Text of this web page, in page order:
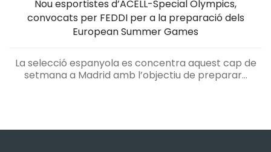
Nou esportistes d’ACELL-Special Olympics,
convocats per FEDDI per a la preparació dels
European Summer Games
La selecció espanyola es concentra aquest cap de
setmana a Madrid amb l’objectiu de preparar...